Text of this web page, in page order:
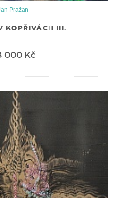
Pražan
KOPŘIVÁCH III.
000 Kč